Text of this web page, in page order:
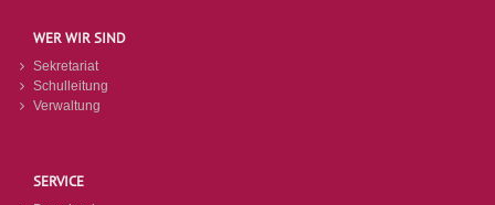
WER WIR SIND
Sekretariat
Schulleitung
Verwaltung
SERVICE